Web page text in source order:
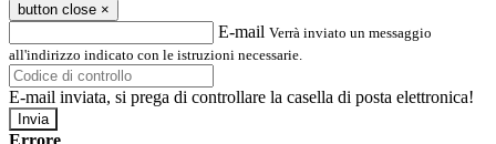
button close ×
E-mail Verrà inviato un messaggio
all'indirizzo indicato con le istruzioni necessarie.
E-mail inviata, si prega di controllare la casella di posta elettronica!